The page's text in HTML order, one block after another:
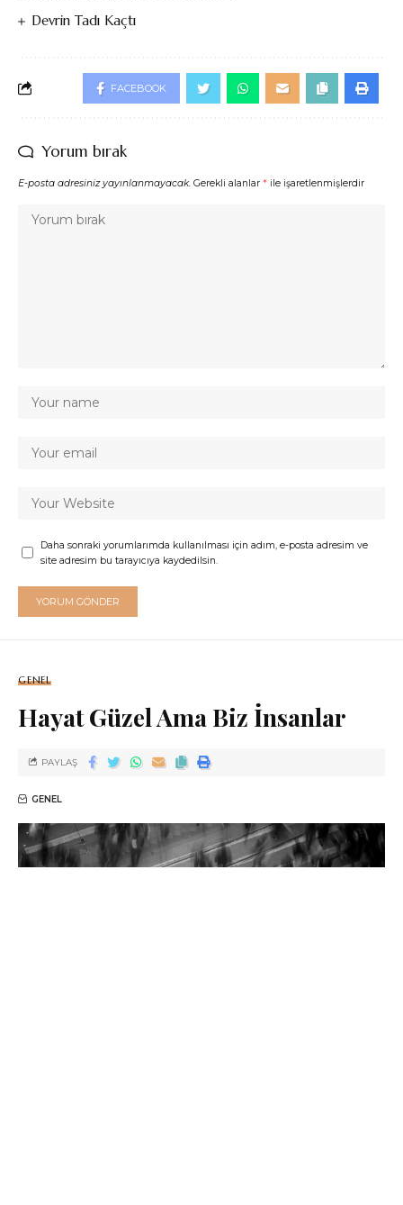
Devrin Tadı Kaçtı
FACEBOOK
Yorum bırak
E-posta adresiniz yayınlanmayacak. Gerekli alanlar * ile işaretlenmişlerdir
Daha sonraki yorumlarımda kullanılması için adım, e-posta adresim ve
site adresim bu tarayıcıya kaydedilsin.
GENEL
Hayat Güzel Ama Biz İnsanlar
GENEL
PAYLAŞ